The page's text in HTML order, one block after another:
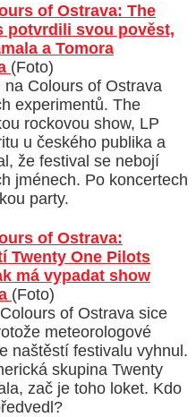
of Ostrava: The
potvrdili svou pověst,
a Tomora
(Foto)
na Colours of Ostrava
experimentů. The
rockovou show, LP
u českého publika a
že festival se nebojí
jménech. Po koncertech
party.
of Ostrava:
Twenty One Pilots
má vypadat show
(Foto)
of Ostrava sice
meteorologové
naštěstí festivalu vyhnul.
skupina Twenty
zač je toho loket. Kdo